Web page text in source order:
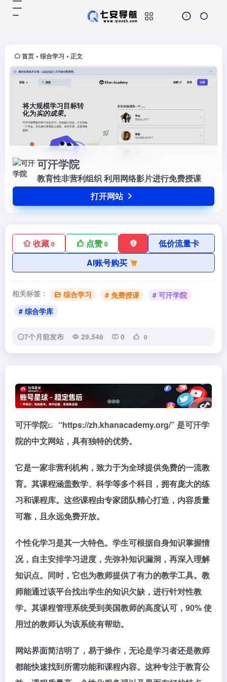
首页 • 综合学习 • 正文
可汗学院
教育性非营利组织 利用网络影片进行免费授课
打开网站
收藏 0 点赞0
低价流量卡
AI账号购买
相关标签： 综合学习 # 免费授课
# 可汗学院
# 综合学库
7个月前发布 29,546 0 0
可汗学院
“https://zh.khanacademy.org/” 是可汗学
院的中文网站，具有独特的优势。
它是一家非营利机构，致力于为全球提供免费的一流教
育。其课程涵盖数学、科学等多个科目，拥有庞大的练
习和课程库。这些课程由专家团队精心打造，内容质量
可靠，且永远免费开放。
个性化学习是其一大特色。学生可根据自身知识掌握情
况，自主安排学习进度，先弥补知识漏洞，再深入理解
知识点。同时，它也为教师提供了有力的教学工具。教
师能通过该平台找出学生的知识欠缺，进行针对性教
学。其课程管理系统受到美国教师的高度认可，90% 使
用过的教师认为该系统有帮助。
网站界面简洁明了，易于操作，无论是学习者还是教师
都能快速找到所需功能和课程内容。这种专注于教育公